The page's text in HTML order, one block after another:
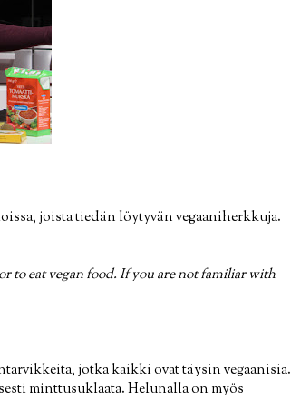
joista tiedän löytyvän vegaaniherkkuja.
to eat vegan food. If you are not familiar with
jotka kaikki ovat täysin vegaanisia.
minttusuklaata. Helunalla on myös